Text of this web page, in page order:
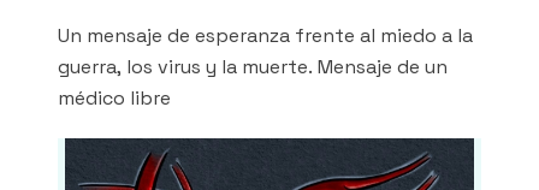
Un mensaje de esperanza frente al miedo a la
guerra, los virus y la muerte. Mensaje de un
médico libre